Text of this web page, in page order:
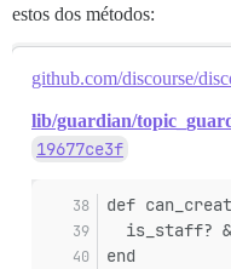
estos dos métodos:
github.com/discourse/
lib/guardian/
19677ce3f
def
is_staff?
end